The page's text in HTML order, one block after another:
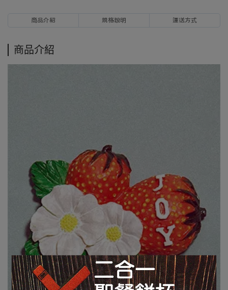
商品介紹 規格說明 運送方式
商品介紹